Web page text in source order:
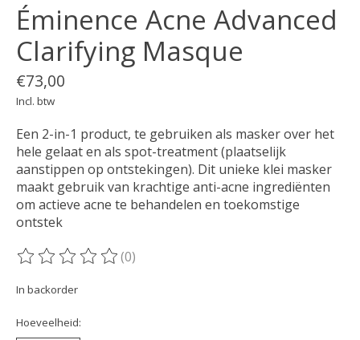
Éminence Acne Advanced
Clarifying Masque
€73,00
Incl. btw
Een 2-in-1 product, te gebruiken als masker over het
hele gelaat en als spot-treatment (plaatselijk
aanstippen op ontstekingen). Dit unieke klei masker
maakt gebruik van krachtige anti-acne ingrediënten
om actieve acne te behandelen en toekomstige
ontstek
De beoordeling van dit product is
(0)
In backorder
Hoeveelheid: